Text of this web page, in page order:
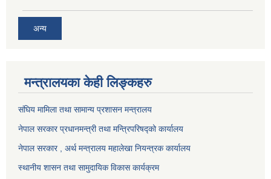
अन्य
मन्त्रालयका केही लिङ्कहरु
संघिय मामिला तथा सामान्य प्रशासन मन्त्रालय
नेपाल सरकार प्रधानमन्त्री तथा मन्त्रिपरिषद्को कार्यालय
नेपाल सरकार , अर्थ मन्त्रालय महालेखा नियन्त्रक कार्यालय
स्थानीय शासन तथा सामुदायिक विकास कार्यक्रम